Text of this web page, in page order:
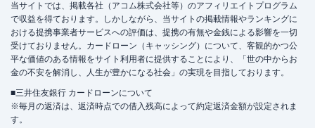
当サイトでは、掲載各社（アコム株式会社等）のアフィリエイトプログラム
で収益を得ております。しかしながら、当サイトの掲載情報やランキングに
おける提携事業者サービスへの評価は、提携の有無や金銭による影響を一切
受けておりません。カードローン（キャッシング）について、客観的かつ公
平な価値のある情報をサイト利用者に提供することにより、「世の中からお
金の不安を解消し、人生が豊かになる社会」の実現を目指しております。
■三井住友銀行 カードローンについて
※毎月の返済は、返済時点での借入残高によって約定返済金額が設定されま
す。